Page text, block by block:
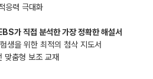
응력 극대화
가 직접 분석한 가장 정확한 해설서
생을 위한 최적의 첨삭 지도서
맞춤형 보조 교재